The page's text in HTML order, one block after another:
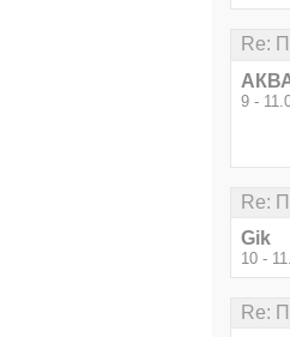
Re:
9 -
Re:
Gik
10 -
Re: